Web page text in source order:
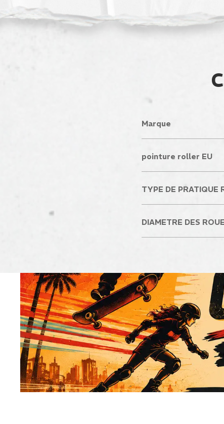
Marque
pointure roller EU
TYPE DE PRATIQUE
DIAMETRE DES